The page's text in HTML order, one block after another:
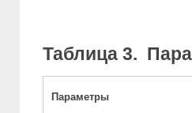
Таблица 3.
Параметры